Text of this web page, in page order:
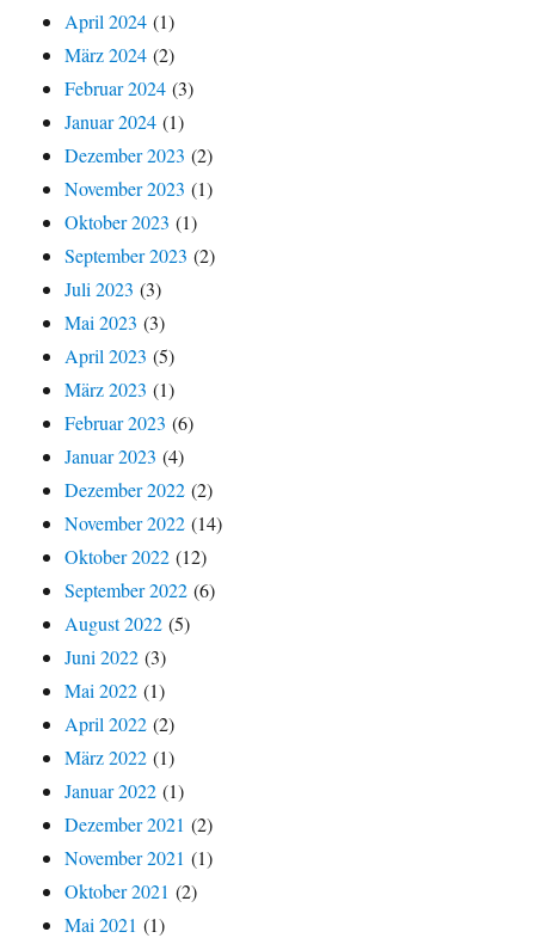
April 2024 (1)
März 2024 (2)
Februar 2024 (3)
Januar 2024 (1)
Dezember 2023 (2)
November 2023 (1)
Oktober 2023 (1)
September 2023 (2)
Juli 2023 (3)
Mai 2023 (3)
April 2023 (5)
März 2023 (1)
Februar 2023 (6)
Januar 2023 (4)
Dezember 2022 (2)
November 2022 (14)
Oktober 2022 (12)
September 2022 (6)
August 2022 (5)
Juni 2022 (3)
Mai 2022 (1)
April 2022 (2)
März 2022 (1)
Januar 2022 (1)
Dezember 2021 (2)
November 2021 (1)
Oktober 2021 (2)
Mai 2021 (1)